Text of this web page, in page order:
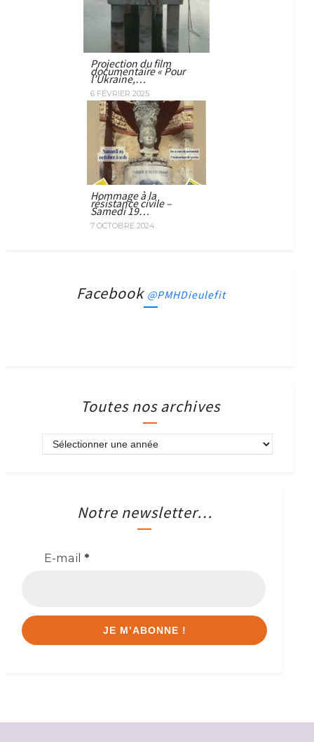
Projection du film
documentaire « Pour
l’Ukraine,…
6 FÉVRIER 2025
Hommage à la
résistance civile –
Samedi 19…
7 OCTOBRE 2024
Facebook @PMHDieulefit
Toutes nos archives
Notre newsletter…
E-mail *